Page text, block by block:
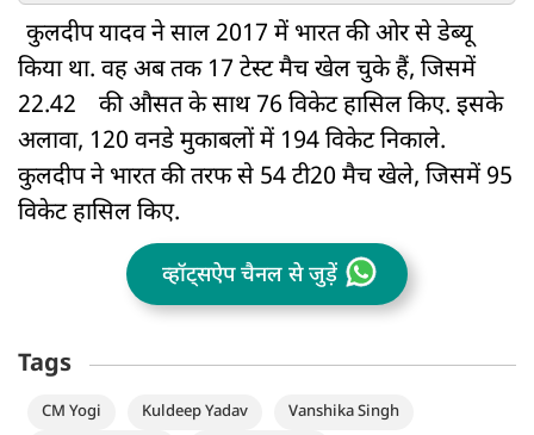
कुलदीप यादव ने साल 2017 में भारत की ओर से डेब्यू
किया था. वह अब तक 17 टेस्ट मैच खेल चुके हैं, जिसमें
22.42
की औसत के साथ 76 विकेट हासिल किए. इसके
अलावा, 120 वनडे मुकाबलों में 194 विकेट निकाले.
कुलदीप ने भारत की तरफ से 54 टी20 मैच खेले, जिसमें 95
विकेट हासिल किए.
व्हॉट्सऐप चैनल से जुड़ें
Tags
CM Yogi Kuldeep Yadav
Vanshika Singh